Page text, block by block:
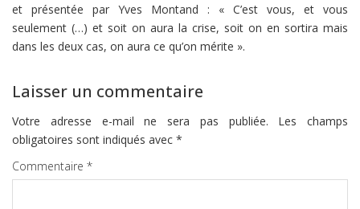
et présentée par Yves Montand : « C’est vous, et vous
seulement (…) et soit on aura la crise, soit on en sortira mais
dans les deux cas, on aura ce qu’on mérite ».
Laisser un commentaire
Votre adresse e-mail ne sera pas publiée.
Les champs
obligatoires sont indiqués avec *
Commentaire *